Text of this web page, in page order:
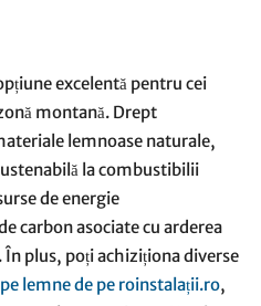
excelentă pentru cei
montană. Drept
lemnoase naturale,
la combustibilii
de energie
carbon asociate cu arderea
plus, poți achiziționa diverse
lemne de pe roinstalații.ro,